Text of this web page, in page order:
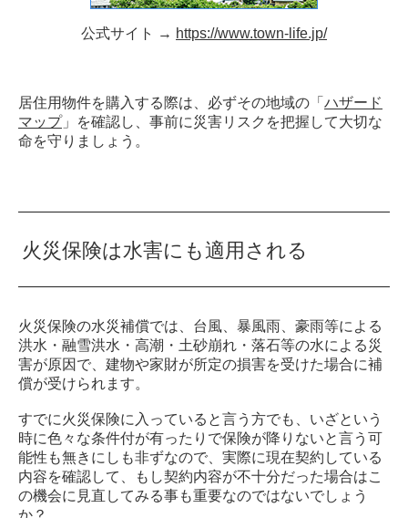
公式サイト → https://www.town-life.jp/
居住用物件を購入する際は、必ずその地域の「 ハザード
マップ」を確認し、事前に災害リスクを把握して大切な
命を守りましょう。
火災保険は水害にも適用される
火災保険の水災補償では、台風、暴風雨、豪雨等による
洪水・融雪洪水・高潮・土砂崩れ・落石等の水による災
害が原因で、建物や家財が所定の損害を受けた場合に補
償が受けられます。
すでに火災保険に入っていると言う方でも、いざという
時に色々な条件付が有ったりで保険が降りないと言う可
能性も無きにしも非ずなので、実際に現在契約している
内容を確認して、もし契約内容が不十分だった場合はこ
の機会に見直してみる事も重要なのではないでしょう
か？